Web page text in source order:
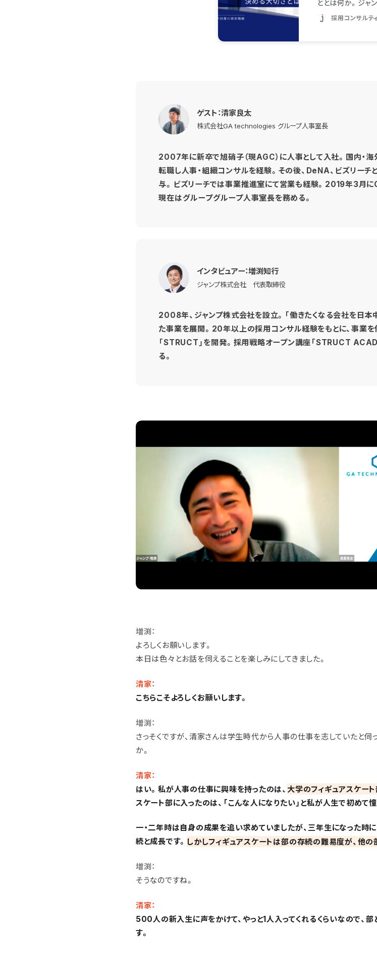
2007年に新卒で旭硝子（現AGC）に人事として入社。国内・海
転職し人事・組織コンサルを経験。その後、DeNA、ビズリー
与。ビズリーチでは事業推進室にて営業も経験。2019年3月に
現在はグループグループ人事室長を務める。
ゲスト：清家良太
株式会社GA technologies グループ人事室長
2008年、ジャンプ株式会社を設立。「働きたくなる会社を日本
た事業を展開。20年以上の採用コンサル経験をもとに、事業
「STRUCT」を開発。採用戦略オープン講座「STRUCT
る。
インタビュアー：増渕知行
ジャンプ株式会社 代表取締役
増渕：
よろしくお願いします。
本日は色々とお話を伺えることを楽しみにしてきました。
清家：
こちらこそよろしくお願いします。
増渕：
さっそくですが、清家さんは学生時代から人事の仕事を志していたと伺
か。
清家：
はい。私が人事の仕事に興味を持ったのは、 大学のフィギュアスケー
スケート部に入ったのは、「こんな人になりたい」と私が人生で初めて
一・二年時は自身の成果を追い求めていましたが、三年生になった時
続と成長です。 しかしフィギュアスケートは部の存続の難易度が、他
増渕：
そうなのですね。
清家：
500人の新入生に声をかけて、やっと1人入ってくれるくらいなので、
す。